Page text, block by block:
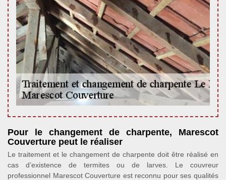
Pour le changement de charpente, Marescot
Couverture peut le réaliser
Le traitement et le changement de charpente doit être réalisé en
cas d’existence de termites ou de larves. Le couvreur
professionnel Marescot Couverture est reconnu pour ses qualités